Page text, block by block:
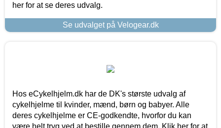
her for at se deres udvalg.
Se udvalget på Velogear.dk
Hos eCykelhjelm.dk har de DK's største udvalg af
cykelhjelme til kvinder, mænd, børn og babyer. Alle
deres cykelhjelme er CE-godkendte, hvorfor du kan
være helt tryg ved at bestille gennem dem. Klik her for at